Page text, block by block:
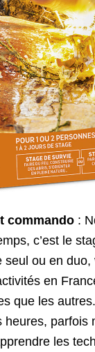
commando :
c’est le
seul ou en duo,
en
que les
heures, parfois
les